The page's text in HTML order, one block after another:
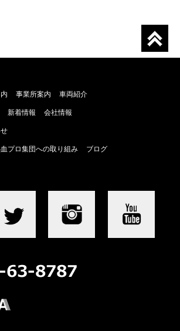
事業所案内 車両紹介
新着情報 会社情報
プロ集団への取り組み ブログ